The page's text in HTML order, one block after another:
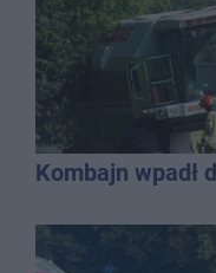
Kombajn wpadł